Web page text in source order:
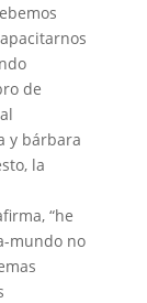
de
y bárbara
la
“he
mundo no